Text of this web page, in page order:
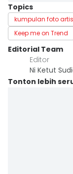
Topics
kumpulan foto artis
Keep me on Trend
Editorial Team
Editor
Ni Ketut
Tonton lebih